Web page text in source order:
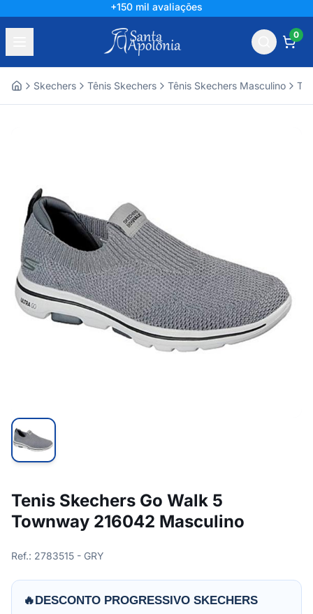
+150 mil avaliações
0
Skechers Tênis Skechers Tênis Skechers Masculino
Tenis Skechers Go Walk 5
Townway 216042 Masculino
Ref.: 2783515 - GRY
🔥DESCONTO PROGRESSIVO SKECHERS